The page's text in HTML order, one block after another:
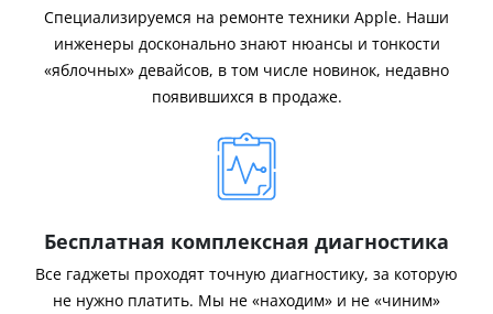
Специализируемся на ремонте техники Apple. Наши
инженеры досконально знают нюансы и тонкости
«яблочных» девайсов, в том числе новинок, недавно
появившихся в продаже.
Бесплатная комплексная диагностика
Все гаджеты проходят точную диагностику, за которую
не нужно платить. Мы не «находим» и не «чиним»